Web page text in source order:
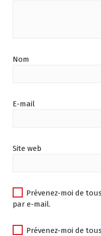
Nom
E-mail
Site web
Prévenez-moi de
par e-mail.
Prévenez-moi de